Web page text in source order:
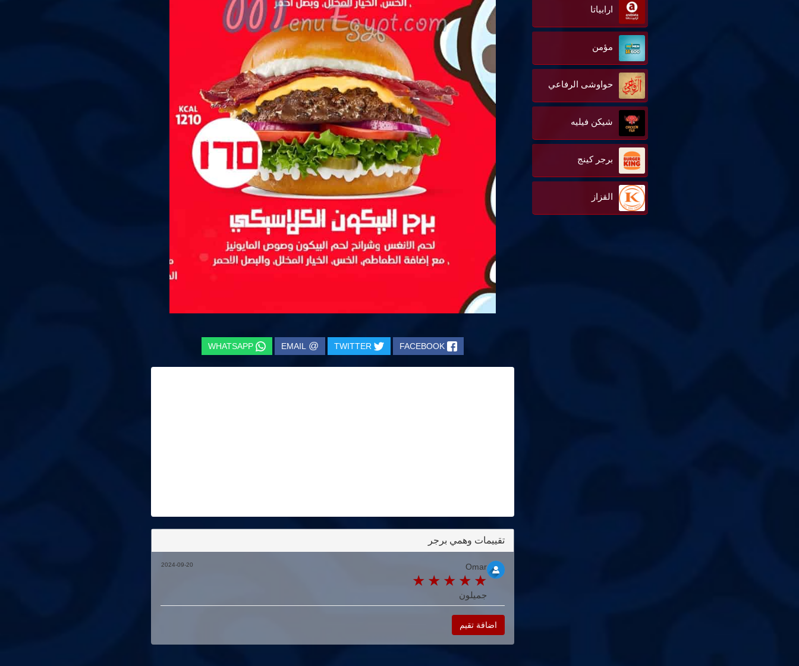
ارابياتا
مؤمن
حواوشى الرفاعي
شيكن فيليه
برجر كينج
القزاز
FACEBOOK
TWITTER
@
EMAIL
WHATSAPP
تقييمات وهمي برجر
Omar
جميلون
2024-09-20
اضافة تقيم